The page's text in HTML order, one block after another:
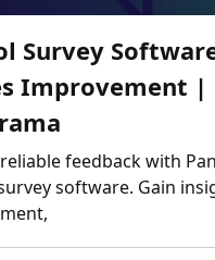
Survey
Improvement |
feedback with
software. Gain